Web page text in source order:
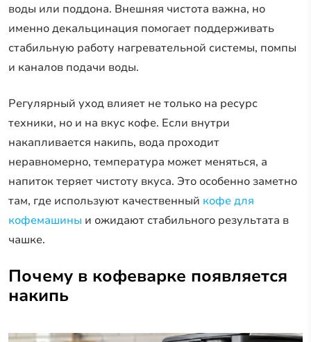
воды или поддона. Внешняя чистота важна, но
именно декальцинация помогает поддерживать
стабильную работу нагревательной системы, помпы
и каналов подачи воды.
Регулярный уход влияет не только на ресурс
техники, но и на вкус кофе. Если внутри
накапливается накипь, вода проходит
неравномерно, температура может меняться, а
напиток теряет чистоту вкуса. Это особенно заметно
там, где используют качественный кофе для
кофемашины и ожидают стабильного результата в
чашке.
Почему в кофеварке появляется
накипь